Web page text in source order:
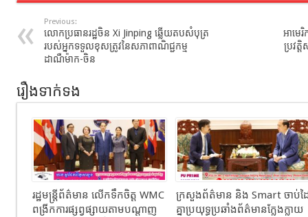
Previous:
លោកប្រធានរដ្ឋចិន Xi Jinping ឆ្លើយតបសំបុត្រ
របស់អ្នកទទួលខុសត្រូវនៃសភាពាណិជ្ជកម្ម
ដាណឺម៉ាក-ចិន
អាមេ
ប្រវត្
រឿងទាក់ទង
រដ្ឋមន្ត្រីព័ត៌មាន លើកទឹកចិត្ត WMC
ពង្រីកការផ្សព្វផ្សាយតាមបណ្តាញ
ក្រសួងព័ត៌មាន និង Smart ចាប់ដ
គ្នាប្រយុទ្ធប្រឆាំងព័ត៌មានក្លែងក្លាយ